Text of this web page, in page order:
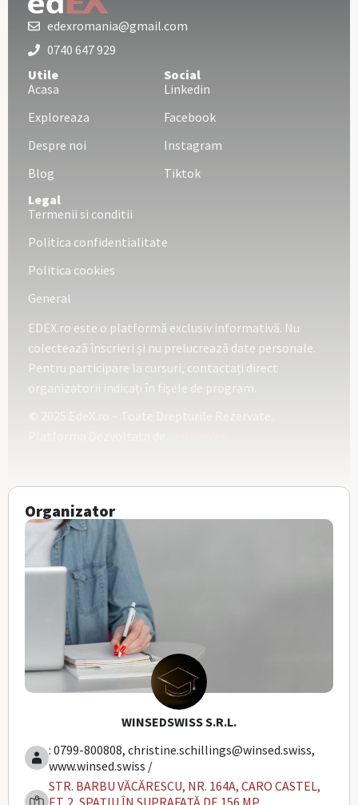
Organizator
WINSEDSWISS S.R.L.
: 0799-800808, christine.schillings@winsed.swiss,
www.winsed.swiss /
STR. BARBU VĂCĂRESCU, NR. 164A, CARO CASTEL,
edexromania@gmail.com
0740 647 929
Utile
Acasa
Exploreaza
Despre noi
Blog
Social
Linkedin
Facebook
Instagram
Tiktok
Legal
Termenii si conditii
Politica confidentialitate
Politica cookies
General
EDEX.ro este o platformă exclusiv informativă. Nu
colectează înscrieri și nu prelucrează date personale.
Pentru participare la cursuri, contactați direct
organizatorii indicați în fișele de program.